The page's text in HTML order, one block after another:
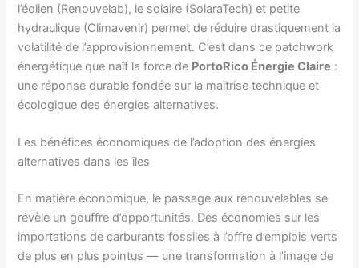
l’éolien (Renouvelab), le solaire (SolaraTech) et petite
hydraulique (Climavenir) permet de réduire drastiquement la
volatilité de l’approvisionnement. C’est dans ce patchwork
énergétique que naît la force de PortoRico Énergie Claire :
une réponse durable fondée sur la maîtrise technique et
écologique des énergies alternatives.
Les bénéfices économiques de l’adoption des énergies
alternatives dans les îles
En matière économique, le passage aux renouvelables se
révèle un gouffre d’opportunités. Des économies sur les
importations de carburants fossiles à l’offre d’emplois verts
de plus en plus pointus — une transformation à l’image de